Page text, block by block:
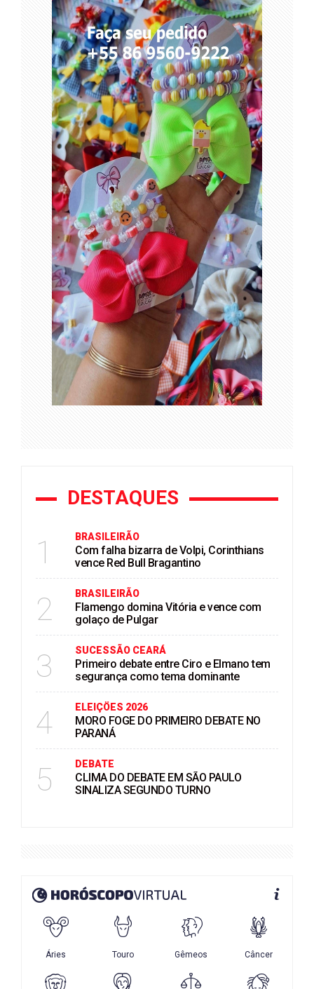
DESTAQUES
1 BRASILEIRÃO
Com falha bizarra de Volpi, Corinthians
vence Red Bull Bragantino
2 BRASILEIRÃO
Flamengo domina Vitória e vence com
golaço de Pulgar
3 SUCESSÃO CEARÁ
Primeiro debate entre Ciro e Elmano tem
segurança como tema dominante
4 ELEIÇÖES 2026
MORO FOGE DO PRIMEIRO DEBATE NO
PARANÁ
5 DEBATE
CLIMA DO DEBATE EM SÃO PAULO
SINALIZA SEGUNDO TURNO